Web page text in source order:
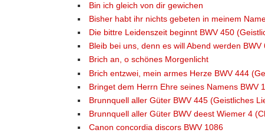
Bin ich gleich von dir gewichen
Bisher habt ihr nichts gebeten in meinem
Die bittre Leidenszeit beginnt BWV 450
Bleib bei uns, denn es will Abend werden BWV
Brich an, o schönes Morgenlicht
Brich entzwei, mein armes Herze BWV 444
Bringet dem Herrn Ehre seines Namens BWV
Brunnquell aller Güter BWV 445 (Geistliches
Brunnquell aller Güter BWV deest Wiemer 4
Canon concordia discors BWV 1086